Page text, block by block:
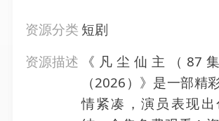
资源分类 短剧
资源描述
《凡尘仙主（87
（2026）》是一部精
情紧凑，演员表现